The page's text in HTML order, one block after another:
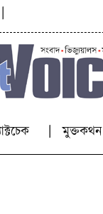
মীর শাহে আলম
|
মুক্তকথন